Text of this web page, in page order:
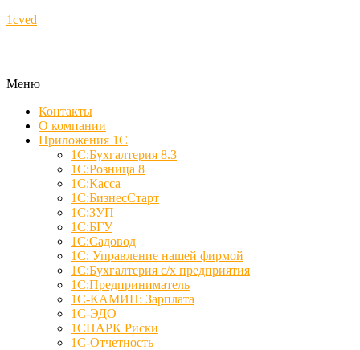
1cved
Меню
Контакты
О компании
Приложения 1С
1С:Бухгалтерия 8.3
1С:Розница 8
1С:Касса
1С:БизнесСтарт
1С:ЗУП
1С:БГУ
1С:Садовод
1С: Управление нашей фирмой
1С:Бухгалтерия с/х предприятия
1С:Предприниматель
1С-КАМИН: Зарплата
1С-ЭДО
1СПАРК Риски
1С-Отчетность